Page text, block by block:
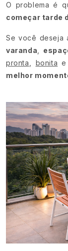
O problema é
começar tarde
Se você deseja
varanda
pronta
bonita
melhor